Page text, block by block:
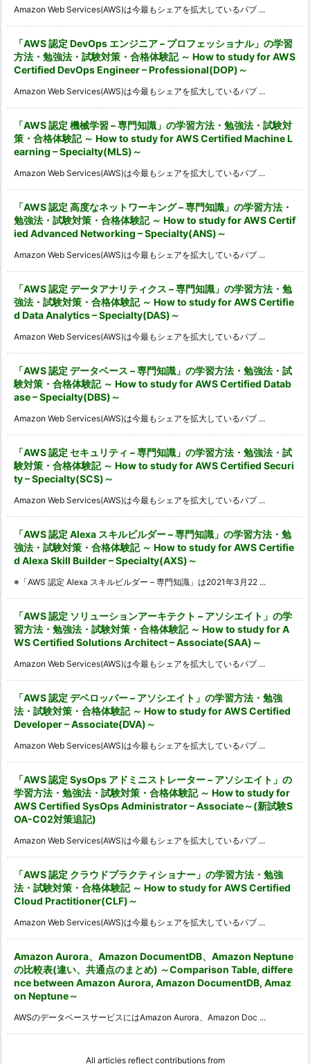
Amazon Web Services(AWS)は今最もシェアを拡大しているパブ ...
「AWS 認定 DevOps エンジニア – プロフェッショナル」の学習
方法・勉強法・試験対策・合格体験記 ～ How to study for AWS
Certified DevOps Engineer – Professional(DOP)～
Amazon Web Services(AWS)は今最もシェアを拡大しているパブ ...
「AWS 認定 機械学習 – 専門知識」の学習方法・勉強法・試験対
策・合格体験記 ～ How to study for AWS Certified Machine L
earning – Specialty(MLS)～
Amazon Web Services(AWS)は今最もシェアを拡大しているパブ ...
「AWS 認定 高度なネットワーキング – 専門知識」の学習方法・
勉強法・試験対策・合格体験記 ～ How to study for AWS Certif
ied Advanced Networking – Specialty(ANS)～
Amazon Web Services(AWS)は今最もシェアを拡大しているパブ ...
「AWS 認定 データアナリティクス – 専門知識」の学習方法・勉
強法・試験対策・合格体験記 ～ How to study for AWS Certifie
d Data Analytics – Specialty(DAS)～
Amazon Web Services(AWS)は今最もシェアを拡大しているパブ ...
「AWS 認定 データベース – 専門知識」の学習方法・勉強法・試
験対策・合格体験記 ～ How to study for AWS Certified Datab
ase – Specialty(DBS)～
Amazon Web Services(AWS)は今最もシェアを拡大しているパブ ...
「AWS 認定 セキュリティ – 専門知識」の学習方法・勉強法・試
験対策・合格体験記 ～ How to study for AWS Certified Securi
ty – Specialty(SCS)～
Amazon Web Services(AWS)は今最もシェアを拡大しているパブ ...
「AWS 認定 Alexa スキルビルダー – 専門知識」の学習方法・勉
強法・試験対策・合格体験記 ～ How to study for AWS Certifie
d Alexa Skill Builder – Specialty(AXS)～
※「AWS 認定 Alexa スキルビルダー – 専門知識」は2021年3月22 ...
「AWS 認定 ソリューションアーキテクト – アソシエイト」の学
習方法・勉強法・試験対策・合格体験記 ～ How to study for A
WS Certified Solutions Architect – Associate(SAA)～
Amazon Web Services(AWS)は今最もシェアを拡大しているパブ ...
「AWS 認定 デベロッパー – アソシエイト」の学習方法・勉強
法・試験対策・合格体験記 ～ How to study for AWS Certified
Developer – Associate(DVA)～
Amazon Web Services(AWS)は今最もシェアを拡大しているパブ ...
「AWS 認定 SysOps アドミニストレーター – アソシエイト」の
学習方法・勉強法・試験対策・合格体験記 ～ How to study for
AWS Certified SysOps Administrator – Associate～(新試験S
OA-C02対策追記)
Amazon Web Services(AWS)は今最もシェアを拡大しているパブ ...
「AWS 認定 クラウドプラクティショナー」の学習方法・勉強
法・試験対策・合格体験記 ～ How to study for AWS Certified
Cloud Practitioner(CLF)～
Amazon Web Services(AWS)は今最もシェアを拡大しているパブ ...
Amazon Aurora、Amazon DocumentDB、Amazon Neptune
の比較表(違い、共通点のまとめ) ～Comparison Table, differe
nce between Amazon Aurora, Amazon DocumentDB, Amaz
on Neptune～
AWSのデータベースサービスにはAmazon Aurora、Amazon Doc ...
All articles reflect contributions from